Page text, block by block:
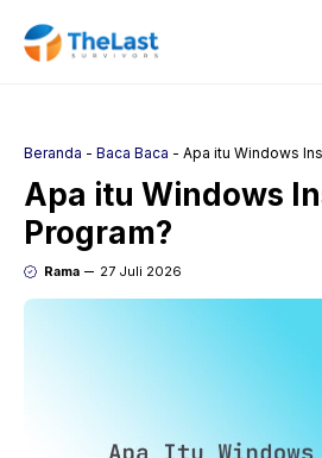
Beranda - Baca Baca - Apa itu Windows
Apa itu Windows
Program?
Rama 27 Juli 2026